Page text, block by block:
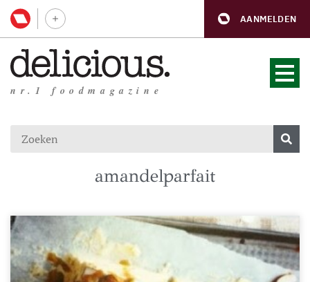
AANMELDEN
nr.1 foodmagazine
amandelparfait